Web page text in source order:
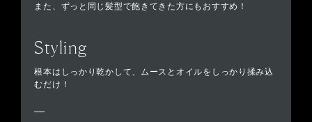
また、ずっと同じ髪型で飽きてきた方にもおすすめ！
Styling
根本はしっかり乾かして、ムースとオイルをしっかり揉み込
むだけ！